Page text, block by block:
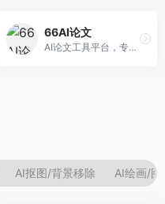
66AI论文
AI论文工具平台，专注于高质量低查重论文生成。面向大学生和研究生，提供论文写作、降重修改等服务，生成内容原创度高，查重率低。
AI抠图/背景移除 AI绘画/图